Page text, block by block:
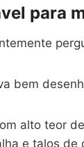
para
bem
alto teor
e talos